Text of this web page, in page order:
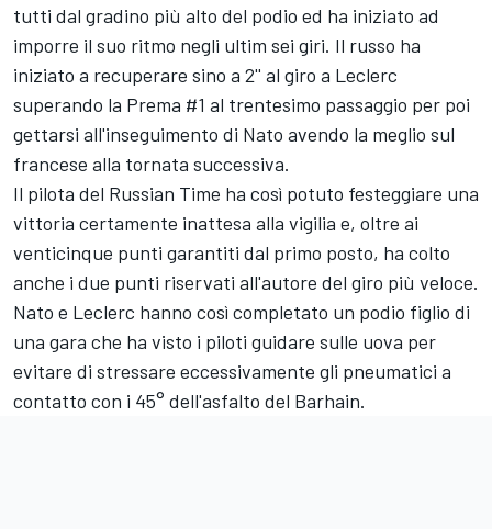
tutti dal gradino più alto del podio ed ha iniziato ad
imporre il suo ritmo negli ultim sei giri. Il russo ha
iniziato a recuperare sino a 2'' al giro a Leclerc
superando la Prema #1 al trentesimo passaggio per poi
gettarsi all'inseguimento di Nato avendo la meglio sul
francese alla tornata successiva.
Il pilota del Russian Time ha così potuto festeggiare una
vittoria certamente inattesa alla vigilia e, oltre ai
venticinque punti garantiti dal primo posto, ha colto
anche i due punti riservati all'autore del giro più veloce.
Nato e Leclerc hanno così completato un podio figlio di
una gara che ha visto i piloti guidare sulle uova per
evitare di stressare eccessivamente gli pneumatici a
contatto con i 45° dell'asfalto del Barhain.